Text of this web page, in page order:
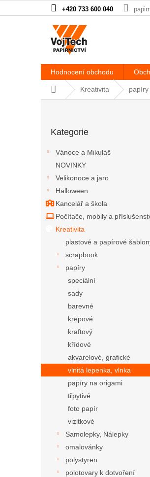
+420 733 600 040
Hodnocení obchodu
Domů Kreativita papíry
Kategorie
Vánoce a Mikuláš
NOVINKY
Velikonoce a jaro
Halloween
Kancelář a škola
Počítače, mobily a
Kreativita
plastové a papírové
scrapbook
papíry
speciální
sady
barevné
krepové
kraftový
křídové
akvarelové, grafické
vlnitá lepenka, vlnka
papíry na origami
třpytivé
foto papír
vizitkové
Samolepky, Nálepky
omalovánky
polystyren
polotovary k dotvoření